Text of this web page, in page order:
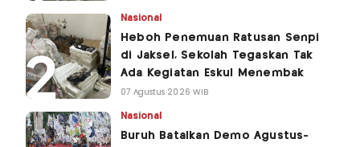
Nasional
Heboh Penemuan Ratusan Senpi
di Jaksel, Sekolah Tegaskan Tak
Ada Kegiatan Eskul Menembak
07 Agustus 2026 WIB
Nasional
Buruh Batalkan Demo Agustus-